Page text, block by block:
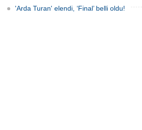
'Arda Turan' elendi, ‘Final’ belli oldu!